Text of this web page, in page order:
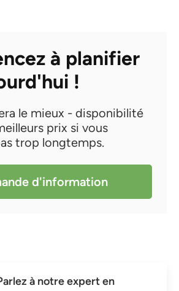
à planifier
!
le mieux - disponibilité
prix si vous
trop longtemps.
d'information
à notre expert en